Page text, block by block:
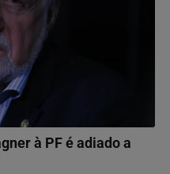
à PF é adiado a